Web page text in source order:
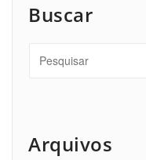
Buscar
Arquivos